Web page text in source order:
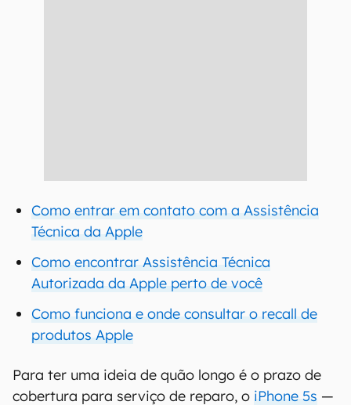
Como entrar em contato com a Assistência
Técnica da Apple
Como encontrar Assistência Técnica
Autorizada da Apple perto de você
Como funciona e onde consultar o recall de
produtos Apple
Para ter uma ideia de quão longo é o prazo de
cobertura para serviço de reparo, o iPhone 5s —